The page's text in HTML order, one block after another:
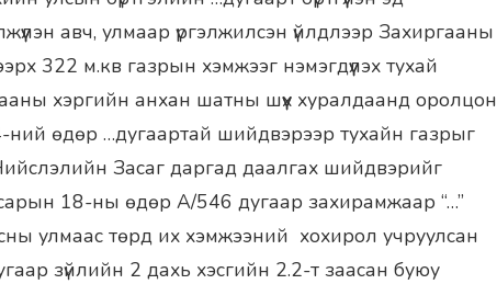
авч, улмаар үргэлжилсэн үйлдлээр Захиргааны
322 м.кв газрын хэмжээг нэмэгдүүлэх тухай
хэргийн анхан шатны шүүх хуралдаанд оролцон
өдөр …дугаартай шийдвэрээр тухайн газрыг
Засаг даргад даалгах шийдвэрийг
18-ны өдөр А/546 дугаар захирамжаар “…”
улмаас төрд их хэмжээний хохирол учруулсан
зүйлийн 2 дахь хэсгийн 2.2-т заасан буюу